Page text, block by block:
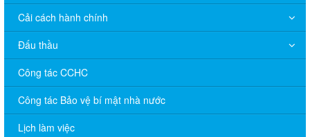
Cải cách hành chính
Đấu thầu
Công tác CCHC
Công tác Bảo vệ bí mật nhà nước
Lịch làm việc